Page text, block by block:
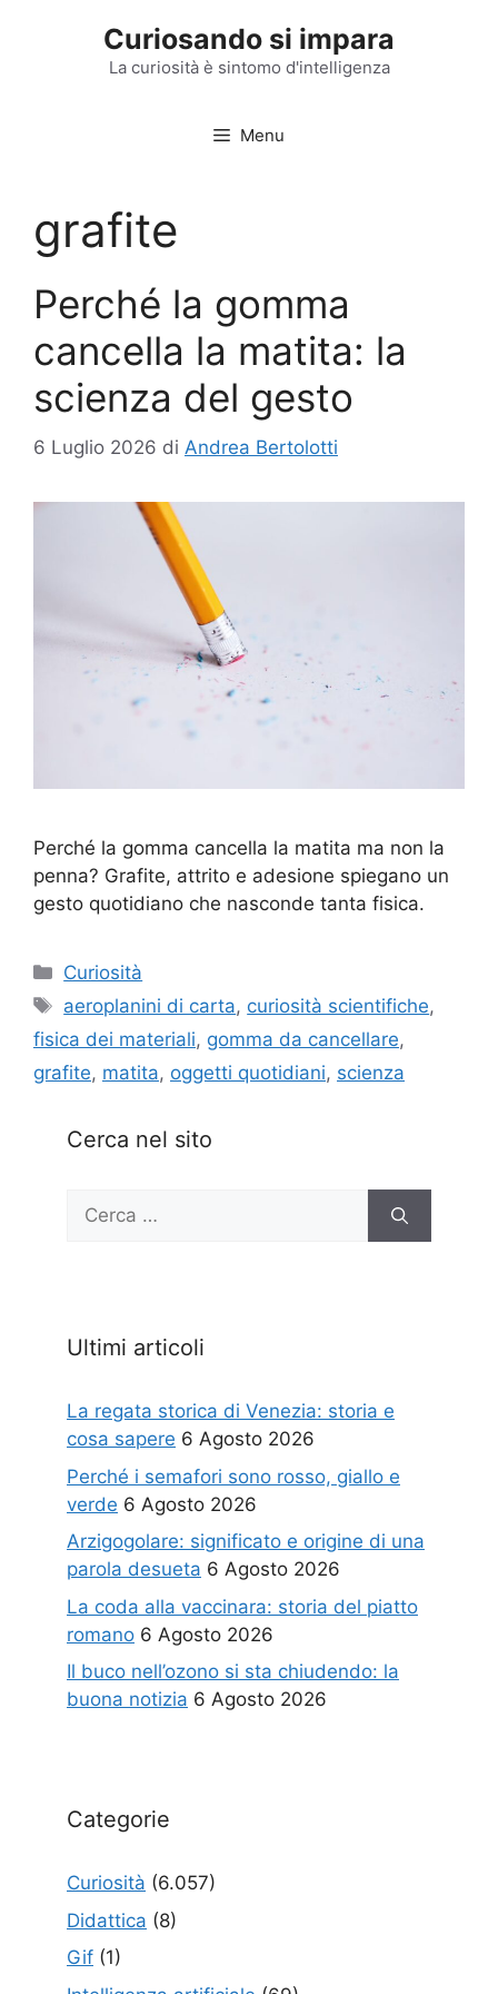
Curiosando si impara
La curiosità è sintomo d'intelligenza
Menu
grafite
Perché la gomma
cancella la matita: la
scienza del gesto
6 Luglio 2026 di Andrea Bertolotti
Perché la gomma cancella la matita ma non la
penna? Grafite, attrito e adesione spiegano un
gesto quotidiano che nasconde tanta fisica.
Categorie
Curiosità
Tag
aeroplanini di carta, curiosità scientifiche,
fisica dei materiali, gomma da cancellare,
grafite, matita, oggetti quotidiani, scienza
Cerca nel sito
Ricerca
Ultimi articoli
La regata storica di Venezia: storia e
cosa sapere 6 Agosto 2026
Perché i semafori sono rosso, giallo e
verde 6 Agosto 2026
Arzigogolare: significato e origine di una
parola desueta 6 Agosto 2026
La coda alla vaccinara: storia del piatto
romano 6 Agosto 2026
Il buco nell’ozono si sta chiudendo: la
buona notizia 6 Agosto 2026
Categorie
Curiosità (6.057)
Didattica (8)
Gif (1)